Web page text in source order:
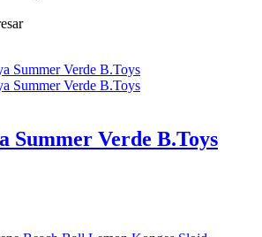
Summer Verde B.Toys